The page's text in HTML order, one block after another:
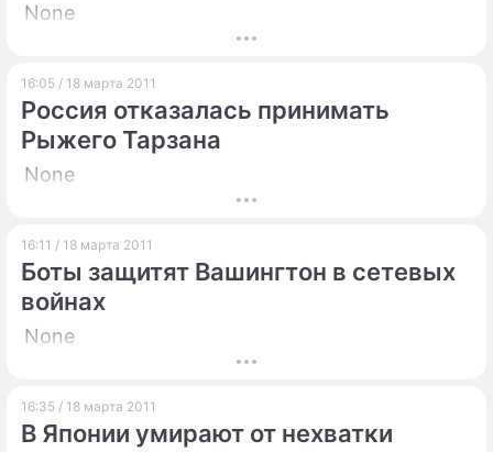
None
16:05 / 18 марта 2011
Россия отказалась принимать
Рыжего Тарзана
None
16:11 / 18 марта 2011
Боты защитят Вашингтон в сетевых
войнах
None
16:35 / 18 марта 2011
В Японии умирают от нехватки